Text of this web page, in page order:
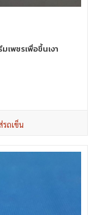
เพชรเพื่อขึ้นเงา
ถเข็น